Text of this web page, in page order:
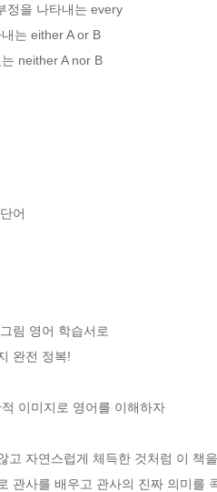
정을 나타내는 every
는 either A or B
neither A nor B
어
림 영어 학습서로
완전 정복!
적 이미지로 영어를 이해하자
고 자연스럽게 체득한 것처럼 이 책
관사를 배우고 관사의 진짜 의미를